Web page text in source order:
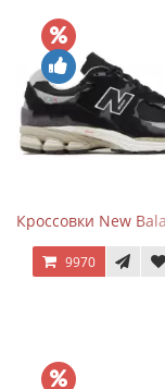
Кроссовки New
9970